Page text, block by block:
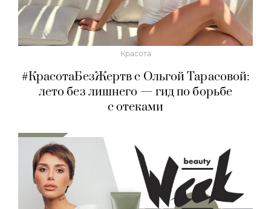
Красота
#КрасотаБезЖертв с Ольгой Тарасовой:
лето без лишнего — гид по борьбе
с отеками